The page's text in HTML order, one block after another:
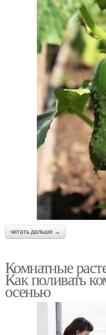
читать дальше →
Комнатные
Как поливать
осенью